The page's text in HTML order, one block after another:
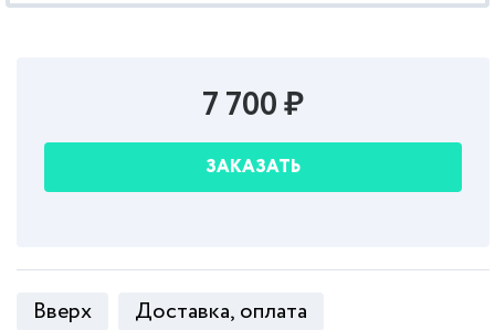
7 700 ₽
ЗАКАЗАТЬ
Вверх
Доставка, оплата